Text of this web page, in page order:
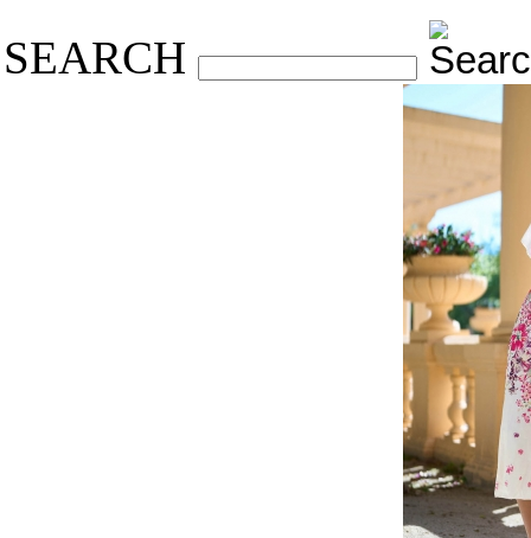
SEARCH